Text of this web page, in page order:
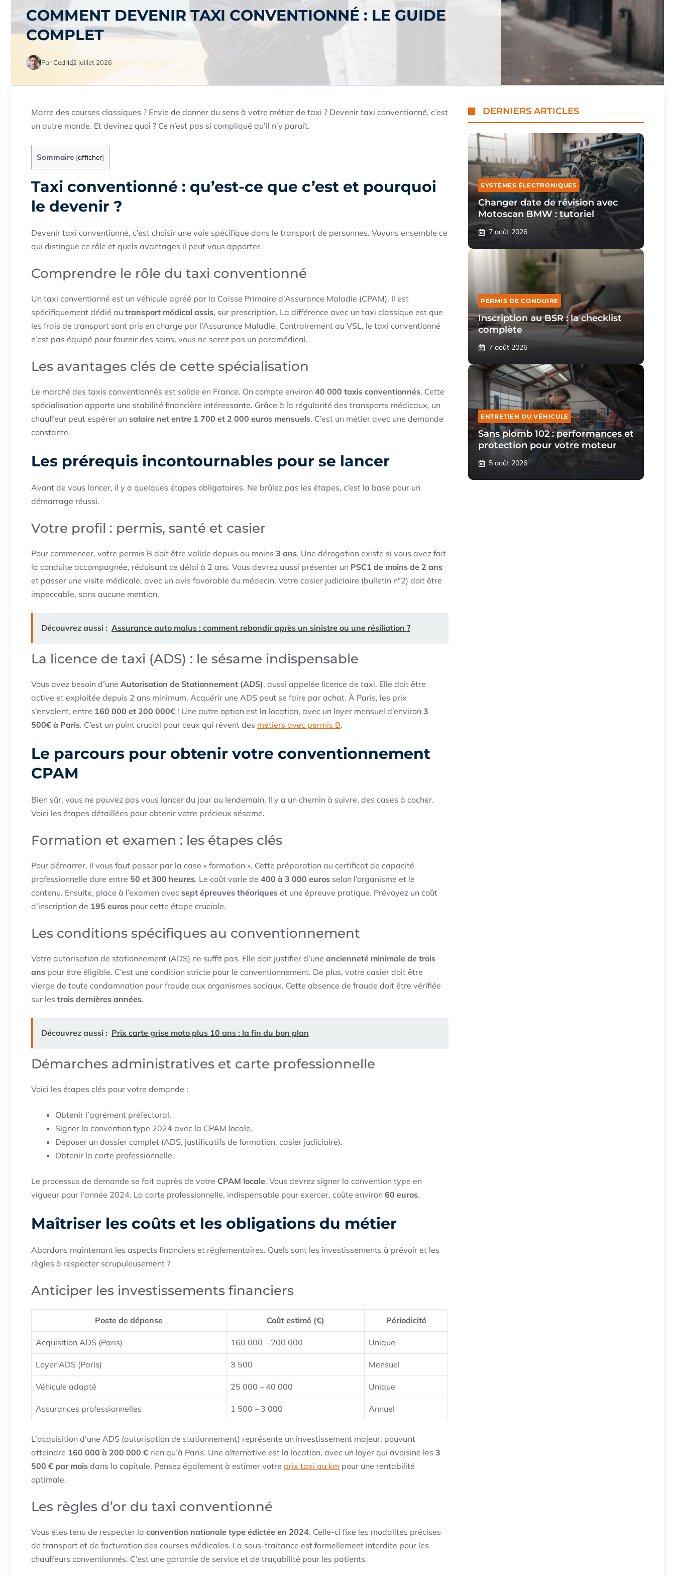
COMMENT DEVENIR TAXI CONVENTIONNÉ : LE GUIDE
COMPLET
ParCedric2 juillet 2026
Marre des courses classiques ? Envie de donner du sens à votre métier de taxi ? Devenir taxi conventionné, c’est
un autre monde. Et devinez quoi ? Ce n’est pas si compliqué qu’il n’y paraît.
Sommaire [afficher]
Taxi conventionné : qu’est-ce que c’est et pourquoi
le devenir ?
Devenir taxi conventionné, c’est choisir une voie spécifique dans le transport de personnes. Voyons ensemble ce
qui distingue ce rôle et quels avantages il peut vous apporter.
Comprendre le rôle du taxi conventionné
Un taxi conventionné est un véhicule agréé par la Caisse Primaire d’Assurance Maladie (CPAM). Il est
spécifiquement dédié au transport médical assis, sur prescription. La différence avec un taxi classique est que
les frais de transport sont pris en charge par l’Assurance Maladie. Contrairement au VSL, le taxi conventionné
n’est pas équipé pour fournir des soins, vous ne serez pas un paramédical.
Les avantages clés de cette spécialisation
Le marché des taxis conventionnés est solide en France. On compte environ 40 000 taxis conventionnés. Cette
spécialisation apporte une stabilité financière intéressante. Grâce à la régularité des transports médicaux, un
chauffeur peut espérer un salaire net entre 1 700 et 2 000 euros mensuels. C’est un métier avec une demande
constante.
Les prérequis incontournables pour se lancer
Avant de vous lancer, il y a quelques étapes obligatoires. Ne brûlez pas les étapes, c’est la base pour un
démarrage réussi.
Votre profil : permis, santé et casier
Pour commencer, votre permis B doit être valide depuis au moins 3 ans. Une dérogation existe si vous avez fait
la conduite accompagnée, réduisant ce délai à 2 ans. Vous devrez aussi présenter un PSC1 de moins de 2 ans
et passer une visite médicale, avec un avis favorable du médecin. Votre casier judiciaire (bulletin n°2) doit être
impeccable, sans aucune mention.
Découvrez aussi : Assurance auto malus : comment rebondir après un sinistre ou une résiliation ?
La licence de taxi (ADS) : le sésame indispensable
Vous avez besoin d’une Autorisation de Stationnement (ADS), aussi appelée licence de taxi. Elle doit être
active et exploitée depuis 2 ans minimum. Acquérir une ADS peut se faire par achat. À Paris, les prix
s’envolent, entre 160 000 et 200 000€ ! Une autre option est la location, avec un loyer mensuel d’environ 3
500€ à Paris. C’est un point crucial pour ceux qui rêvent des métiers avec permis B.
Le parcours pour obtenir votre conventionnement
CPAM
Bien sûr, vous ne pouvez pas vous lancer du jour au lendemain. Il y a un chemin à suivre, des cases à cocher.
Voici les étapes détaillées pour obtenir votre précieux sésame.
Formation et examen : les étapes clés
Pour démarrer, il vous faut passer par la case « formation ». Cette préparation au certificat de capacité
professionnelle dure entre 50 et 300 heures. Le coût varie de 400 à 3 000 euros selon l’organisme et le
contenu. Ensuite, place à l’examen avec sept épreuves théoriques et une épreuve pratique. Prévoyez un coût
d’inscription de 195 euros pour cette étape cruciale.
Les conditions spécifiques au conventionnement
Votre autorisation de stationnement (ADS) ne suffit pas. Elle doit justifier d’une ancienneté minimale de trois
ans pour être éligible. C’est une condition stricte pour le conventionnement. De plus, votre casier doit être
vierge de toute condamnation pour fraude aux organismes sociaux. Cette absence de fraude doit être vérifiée
sur les trois dernières années.
Découvrez aussi : Prix carte grise moto plus 10 ans : la fin du bon plan
Démarches administratives et carte professionnelle
Voici les étapes clés pour votre demande :
Obtenir l’agrément préfectoral.
Signer la convention type 2024 avec la CPAM locale.
Déposer un dossier complet (ADS, justificatifs de formation, casier judiciaire).
Obtenir la carte professionnelle.
Le processus de demande se fait auprès de votre CPAM locale. Vous devrez signer la convention type en
vigueur pour l’année 2024. La carte professionnelle, indispensable pour exercer, coûte environ 60 euros.
Maîtriser les coûts et les obligations du métier
Abordons maintenant les aspects financiers et réglementaires. Quels sont les investissements à prévoir et les
règles à respecter scrupuleusement ?
Anticiper les investissements financiers
Poste de dépense Coût estimé (€) Périodicité
Acquisition ADS (Paris) 160 000 – 200 000 Unique
Loyer ADS (Paris) 3 500 Mensuel
Véhicule adapté 25 000 – 40 000 Unique
Assurances professionnelles 1 500 – 3 000 Annuel
L’acquisition d’une ADS (autorisation de stationnement) représente un investissement majeur, pouvant
atteindre 160 000 à 200 000 € rien qu’à Paris. Une alternative est la location, avec un loyer qui avoisine les 3
500 € par mois dans la capitale. Pensez également à estimer votre prix taxi au km pour une rentabilité
optimale.
Les règles d’or du taxi conventionné
Vous êtes tenu de respecter la convention nationale type édictée en 2024. Celle-ci fixe les modalités précises
de transport et de facturation des courses médicales. La sous-traitance est formellement interdite pour les
chauffeurs conventionnés. C’est une garantie de service et de traçabilité pour les patients.
DERNIERS ARTICLES
SYSTÈMES ÉLECTRONIQUES
Changer date de révision avec
Motoscan BMW : tutoriel
7 août 2026
PERMIS DE CONDUIRE
Inscription au BSR : la checklist
complète
7 août 2026
ENTRETIEN DU VÉHICULE
Sans plomb 102 : performances et
protection pour votre moteur
5 août 2026